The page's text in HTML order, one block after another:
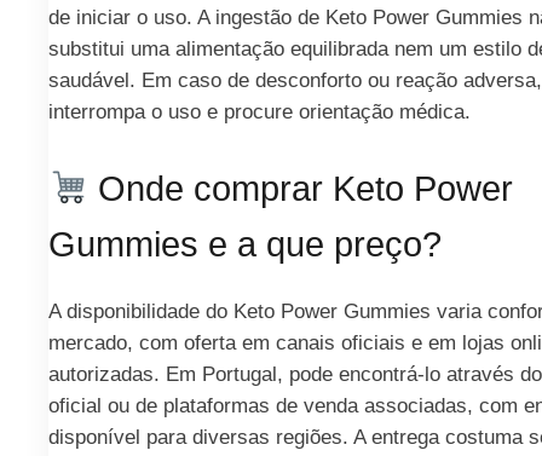
de iniciar o uso. A ingestão de Keto Power Gummies
substitui uma alimentação equilibrada nem um estilo
saudável. Em caso de desconforto ou reação adversa,
interrompa o uso e procure orientação médica.
Onde comprar Keto Power
Gummies e a que preço?
A disponibilidade do Keto Power Gummies varia
mercado, com oferta em canais oficiais e em lojas
autorizadas. Em Portugal, pode encontrá-lo através
oficial ou de plataformas de venda associadas, com
disponível para diversas regiões. A entrega costuma